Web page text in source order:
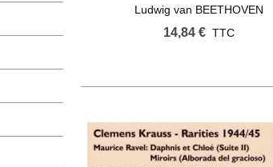
Ludwig van BEETHOVEN
14,84 € TTC